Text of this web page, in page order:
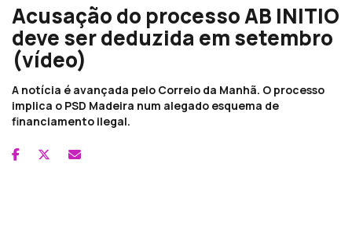
Acusação do processo AB INITIO
deve ser deduzida em setembro
(vídeo)
A notícia é avançada pelo Correio da Manhã. O processo
implica o PSD Madeira num alegado esquema de
financiamento ilegal.